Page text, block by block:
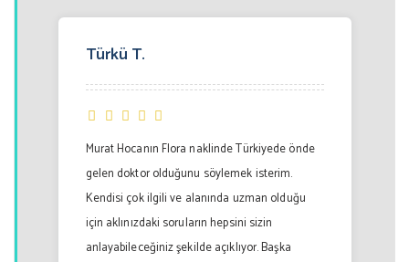
Türkü T.
Murat Hocanın Flora naklinde Türkiyede önde
gelen doktor olduğunu söylemek isterim.
Kendisi çok ilgili ve alanında uzman olduğu
için aklınızdaki soruların hepsini sizin
anlayabileceğiniz şekilde açıklıyor. Başka